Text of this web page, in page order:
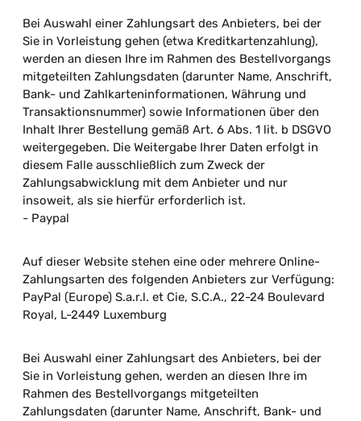
Bei Auswahl einer Zahlungsart des Anbieters, bei der
Sie in Vorleistung gehen (etwa Kreditkartenzahlung),
werden an diesen Ihre im Rahmen des Bestellvorgangs
mitgeteilten Zahlungsdaten (darunter Name, Anschrift,
Bank- und Zahlkarteninformationen, Währung und
Transaktionsnummer) sowie Informationen über den
Inhalt Ihrer Bestellung gemäß Art. 6 Abs. 1 lit. b DSGVO
weitergegeben. Die Weitergabe Ihrer Daten erfolgt in
diesem Falle ausschließlich zum Zweck der
Zahlungsabwicklung mit dem Anbieter und nur
insoweit, als sie hierfür erforderlich ist.
- Paypal
Auf dieser Website stehen eine oder mehrere Online-
Zahlungsarten des folgenden Anbieters zur Verfügung:
PayPal (Europe) S.a.r.l. et Cie, S.C.A., 22-24 Boulevard
Royal, L-2449 Luxemburg
Bei Auswahl einer Zahlungsart des Anbieters, bei der
Sie in Vorleistung gehen, werden an diesen Ihre im
Rahmen des Bestellvorgangs mitgeteilten
Zahlungsdaten (darunter Name, Anschrift, Bank- und